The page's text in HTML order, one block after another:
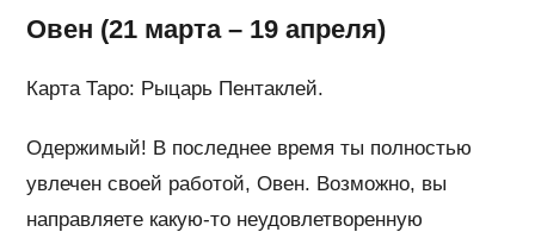
Овен (21 марта – 19 апреля)
Карта Таро: Рыцарь Пентаклей.
Одержимый! В последнее время ты полностью
увлечен своей работой, Овен. Возможно, вы
направляете какую-то неудовлетворенную